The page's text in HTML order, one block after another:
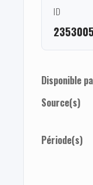
ID
2353005
Disponible
Source(s)
Période(s)